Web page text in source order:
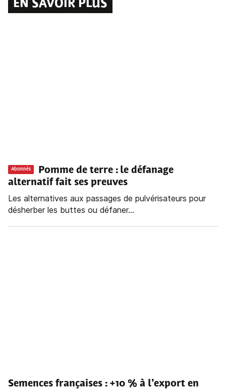
EN SAVOIR PLUS
Abonnés
Pomme de terre : le défanage
alternatif fait ses preuves
Les alternatives aux passages de pulvérisateurs pour
désherber les buttes ou défaner...
Semences françaises : +10 % à l’export en